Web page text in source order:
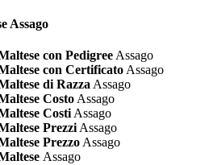
Assago
con Pedigree Assago
con Certificato Assago
di Razza Assago
Costo Assago
Costi Assago
Prezzi Assago
Prezzo Assago
Assago